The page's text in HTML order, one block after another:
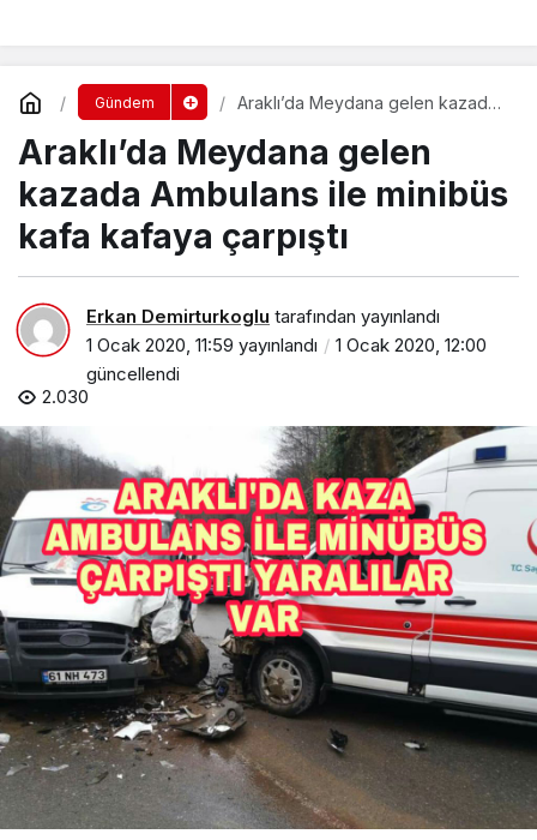
Gündem
Araklı’da Meydana gelen kazada
çarpıştı
Araklı’da Meydana gelen
kazada Ambulans ile minibüs
kafa kafaya çarpıştı
Erkan Demirturkoglu tarafından yayınlandı
1 Ocak 2020, 11:59 yayınlandı
1 Ocak 2020, 12:00
güncellendi
2.030